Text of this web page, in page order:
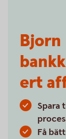
Bjorn
ert
Spara
Få